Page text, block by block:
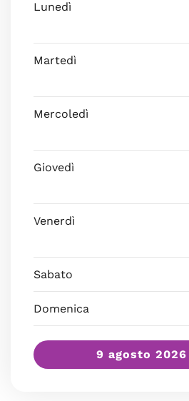
Lunedì
Martedì
Mercoledì
Giovedì
Venerdì
Sabato
Domenica
9 agosto 2026